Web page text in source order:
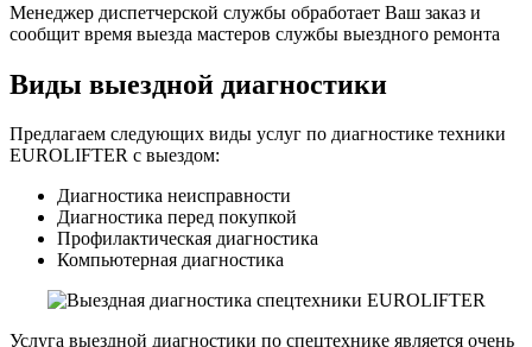
Менеджер диспетчерской службы обработает Ваш заказ и
сообщит время выезда мастеров службы выездного ремонта
Виды выездной диагностики
Предлагаем следующих виды услуг по диагностике техники
EUROLIFTER с выездом:
Диагностика неисправности
Диагностика перед покупкой
Профилактическая диагностика
Компьютерная диагностика
Услуга выездной диагностики по спецтехнике является очень